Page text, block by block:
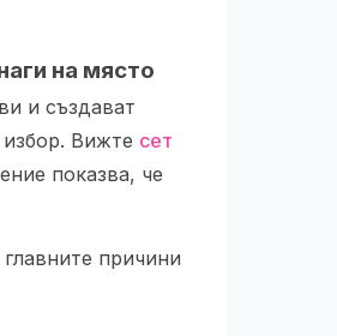
на място
и създават
Вижте сет
показва, че
причини